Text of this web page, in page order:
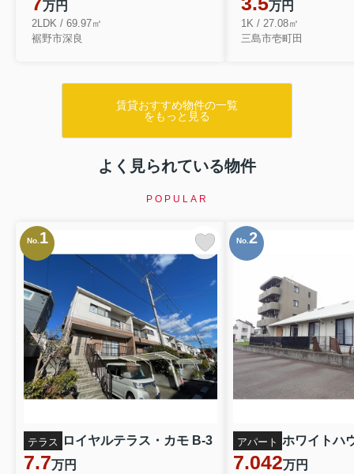
万円
2LDK / 69.97㎡
裾野市深良
万円
1K / 27.08㎡
三島市壱町田
賃貸おすすめ物件の一覧
をもっと見る
よく見られている物件
POPULAR
No. 1
テラス ロイヤルテラス・カモ B-3
7.7万円
No. 2
アパート ホワイトハ
7.042万円